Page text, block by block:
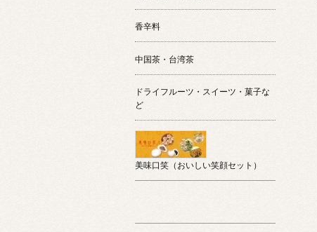
香辛料
中国茶・台湾茶
ドライフルーツ・スイーツ・菓子な
ど
美味口笑（おいしい笑顔セット）